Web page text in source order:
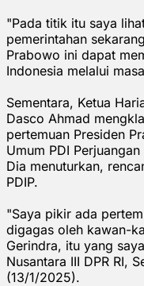
"Pada titik itu saya
pemerintahan
Prabowo ini dapat
Indonesia melalui
Sementara, Ketua
Dasco Ahmad
pertemuan Presiden
Umum PDI
Dia menuturkan,
PDIP.
"Saya pikir ada
digagas oleh kawan-
Gerindra, itu yang
Nusantara III DPR RI,
(13/1/2025).